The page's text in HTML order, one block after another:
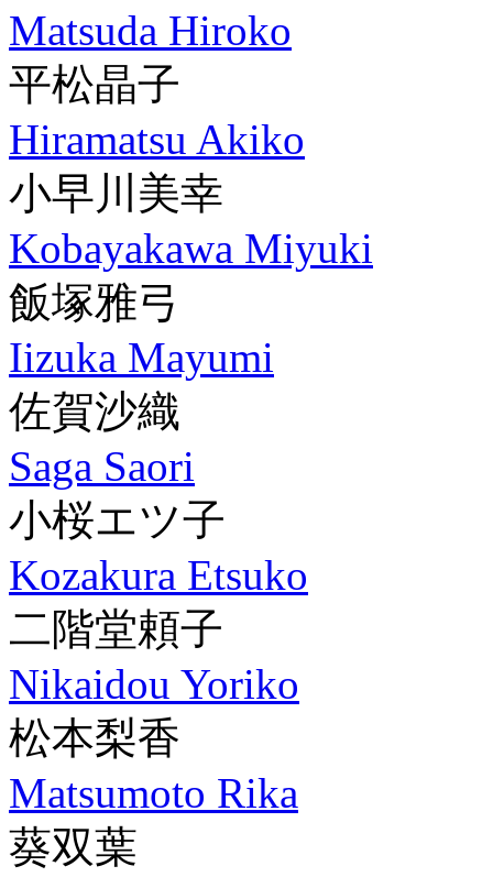
Matsuda Hiroko
平松晶子
Hiramatsu Akiko
小早川美幸
Kobayakawa Miyuki
飯塚雅弓
Iizuka Mayumi
佐賀沙織
Saga Saori
小桜エツ子
Kozakura Etsuko
二階堂頼子
Nikaidou Yoriko
松本梨香
Matsumoto Rika
葵双葉